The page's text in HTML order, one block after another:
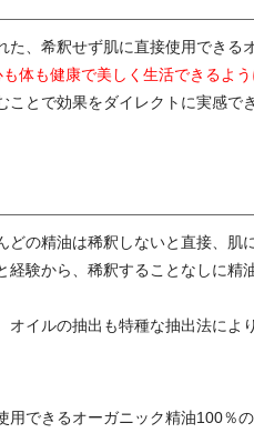
た、希釈せず肌に直接使用できる
も体も健康で美しく生活できるよう
とで効果をダイレクトに実感で
どの精油は稀釈しないと直接、肌
経験から、稀釈することなしに精
オイルの抽出も特種な抽出法によ
用できるオーガニック精油100％